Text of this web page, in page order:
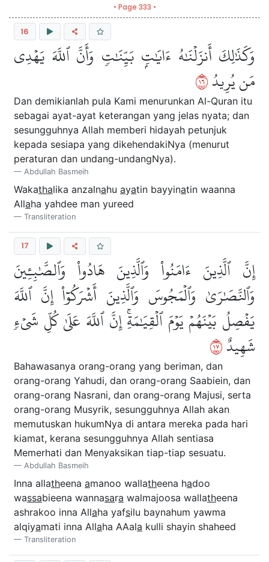
• Page 333 •
16
وَكَذَٰلِكَ أَنزَلۡنَٰهُ ءَايَٰتِۭ بَيِّنَٰتٖ وَأَنَّ ٱللَّهَ يَهۡدِي
مَن يُرِيدُ٦١
Dan demikianlah pula Kami menurunkan Al-Quran itu
sebagai ayat-ayat keterangan yang jelas nyata; dan
sesungguhnya Allah memberi hidayah petunjuk
kepada sesiapa yang dikehendakiNya (menurut
peraturan dan undang-undangNya).
Abdullah Basmeih
Wakathalika anzalnahu ayatin bayyinatin waanna
Allaha yahdee man yureed
Transliteration
17
إِنَّ ٱلَّذِينَ ءَامَنُواْ وَٱلَّذِينَ هَادُواْ وَٱلصَّٰبِـِٔينَ
وَٱلنَّصَٰرَىٰ وَٱلۡمَجُوسَ وَٱلَّذِينَ أَشۡرَكُوٓاْ إِنَّ ٱللَّهَ
يَفۡصِلُ بَيۡنَهُمۡ يَوۡمَ ٱلۡقِيَٰمَةِۚ إِنَّ ٱللَّهَ عَلَىٰ كُلِّ شَيۡءٖ
شَهِيدٌ٧١
Bahawasanya orang-orang yang beriman, dan
orang-orang Yahudi, dan orang-orang Saabiein, dan
orang-orang Nasrani, dan orang-orang Majusi, serta
orang-orang Musyrik, sesungguhnya Allah akan
memutuskan hukumNya di antara mereka pada hari
kiamat, kerana sesungguhnya Allah sentiasa
Memerhati dan Menyaksikan tiap-tiap sesuatu.
Abdullah Basmeih
Inna allatheena amanoo wallatheena hadoo
wassabieena wannasara walmajoosa wallatheena
ashrakoo inna Allaha yafsilu baynahum yawma
alqiyamati inna Allaha AAala kulli shayin shaheed
Transliteration